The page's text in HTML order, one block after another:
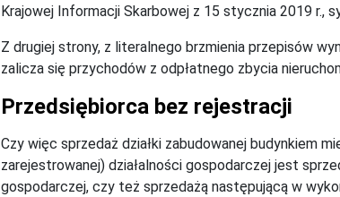
Krajowej Informacji Skarbowej z 15 stycznia 2019 r.,
Z drugiej strony, z literalnego brzmienia przepisów
zalicza się przychodów z odpłatnego zbycia
Przedsiębiorca bez rejestracji
Czy więc sprzedaż działki zabudowanej budynkiem
zarejestrowanej) działalności gospodarczej jest
gospodarczej, czy też sprzedażą następującą w